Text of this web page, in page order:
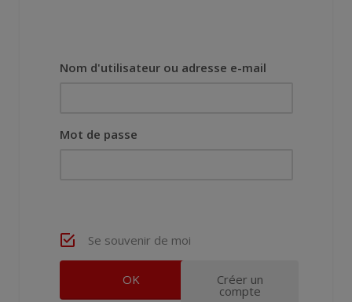
Nom d'utilisateur ou adresse e-mail
Mot de passe
Se souvenir de moi
Créer un
compte